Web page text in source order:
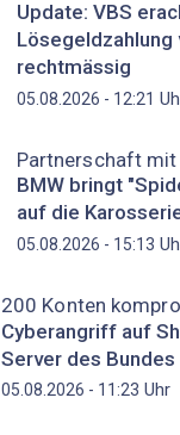
Update: VBS
Lösegeldzahlung
rechtmässig
05.08.2026 - 12:21
Partnerschaft mit
BMW bringt
auf die
05.08.2026 - 15:13
200 Konten
Cyberangriff auf
Server des Bundes
05.08.2026 - 11:23 Uhr